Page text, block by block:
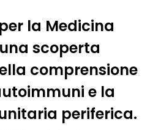
la Medicina
scoperta
comprensione
e la
periferica.